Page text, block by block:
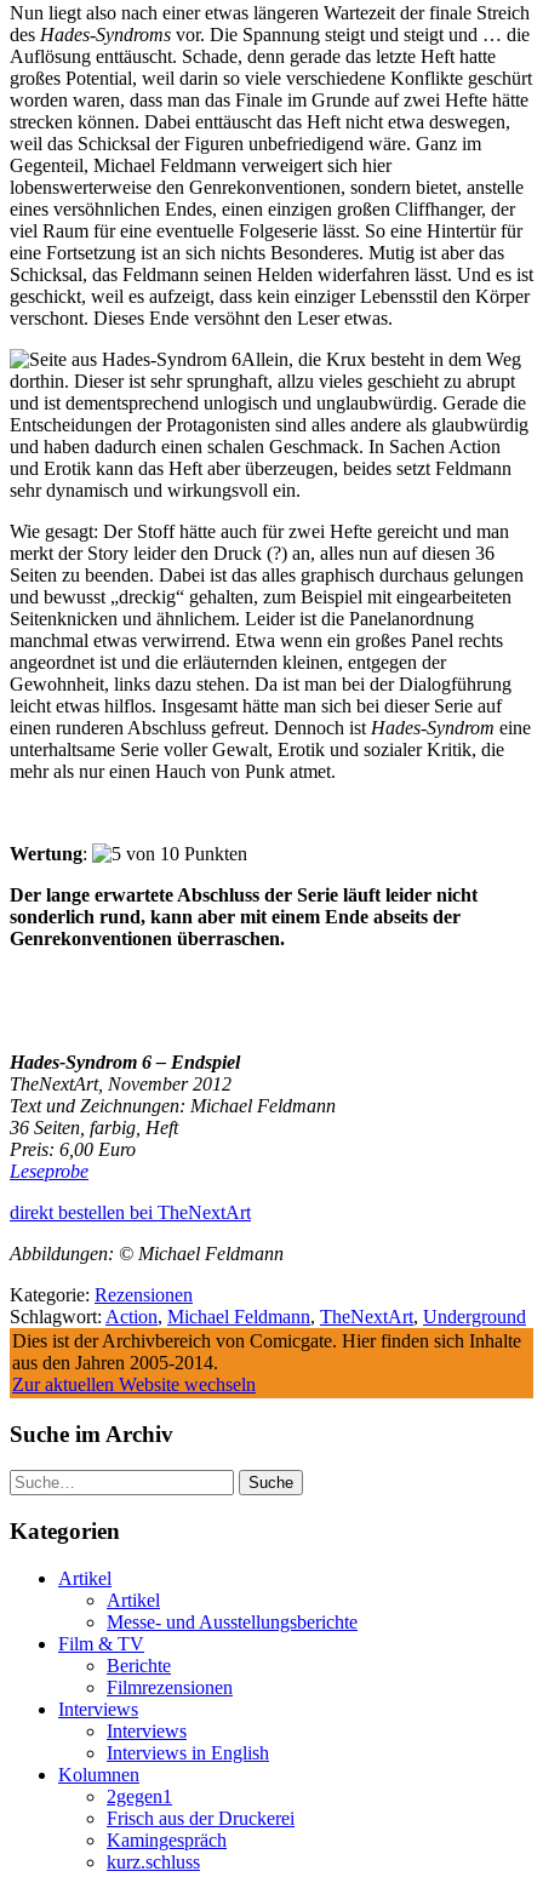
Nun liegt also nach einer etwas längeren Wartezeit der finale Streich
des Hades-Syndroms vor. Die Spannung steigt und steigt und … die
Auflösung enttäuscht. Schade, denn gerade das letzte Heft hatte
großes Potential, weil darin so viele verschiedene Konflikte geschürt
worden waren, dass man das Finale im Grunde auf zwei Hefte hätte
strecken können. Dabei enttäuscht das Heft nicht etwa deswegen,
weil das Schicksal der Figuren unbefriedigend wäre. Ganz im
Gegenteil, Michael Feldmann verweigert sich hier
lobenswerterweise den Genrekonventionen, sondern bietet, anstelle
eines versöhnlichen Endes, einen einzigen großen Cliffhanger, der
viel Raum für eine eventuelle Folgeserie lässt. So eine Hintertür für
eine Fortsetzung ist an sich nichts Besonderes. Mutig ist aber das
Schicksal, das Feldmann seinen Helden widerfahren lässt. Und es ist
geschickt, weil es aufzeigt, dass kein einziger Lebensstil den Körper
verschont. Dieses Ende versöhnt den Leser etwas.
Allein, die Krux besteht in dem Weg
dorthin. Dieser ist sehr sprunghaft, allzu vieles geschieht zu abrupt
und ist dementsprechend unlogisch und unglaubwürdig. Gerade die
Entscheidungen der Protagonisten sind alles andere als glaubwürdig
und haben dadurch einen schalen Geschmack. In Sachen Action
und Erotik kann das Heft aber überzeugen, beides setzt Feldmann
sehr dynamisch und wirkungsvoll ein.
Wie gesagt: Der Stoff hätte auch für zwei Hefte gereicht und man
merkt der Story leider den Druck (?) an, alles nun auf diesen 36
Seiten zu beenden. Dabei ist das alles graphisch durchaus gelungen
und bewusst „dreckig“ gehalten, zum Beispiel mit eingearbeiteten
Seitenknicken und ähnlichem. Leider ist die Panelanordnung
manchmal etwas verwirrend. Etwa wenn ein großes Panel rechts
angeordnet ist und die erläuternden kleinen, entgegen der
Gewohnheit, links dazu stehen. Da ist man bei der Dialogführung
leicht etwas hilflos. Insgesamt hätte man sich bei dieser Serie auf
einen runderen Abschluss gefreut. Dennoch ist Hades-Syndrom eine
unterhaltsame Serie voller Gewalt, Erotik und sozialer Kritik, die
mehr als nur einen Hauch von Punk atmet.
Wertung:
Der lange erwartete Abschluss der Serie läuft leider nicht
sonderlich rund, kann aber mit einem Ende abseits der
Genrekonventionen überraschen.
Hades-Syndrom 6 – Endspiel
TheNextArt, November 2012
Text und Zeichnungen: Michael Feldmann
36 Seiten, farbig, Heft
Preis: 6,00 Euro
Leseprobe
direkt bestellen bei TheNextArt
Abbildungen: © Michael Feldmann
Kategorie: Rezensionen
Schlagwort: Action, Michael Feldmann, TheNextArt, Underground
Dies ist der Archivbereich von Comicgate. Hier finden sich Inhalte
aus den Jahren 2005-2014.
Zur aktuellen Website wechseln
Suche im Archiv
Suche
Kategorien
Artikel
Artikel
Messe- und Ausstellungsberichte
Film & TV
Berichte
Filmrezensionen
Interviews
Interviews
Interviews in English
Kolumnen
2gegen1
Frisch aus der Druckerei
Kamingespräch
kurz.schluss